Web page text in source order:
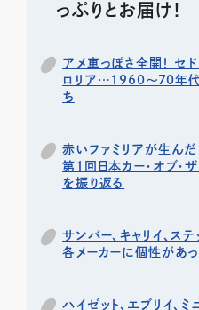
っぷりとお届け！
アメ車っぽさ全開！ セド
ロリア…1960〜70年代
ち
赤いファミリアが生んだ
第1回日本カー・オブ・
を振り返る
サンバー、キャリイ、ス
各メーカーに個性があ
ハイゼット、エブリイ、